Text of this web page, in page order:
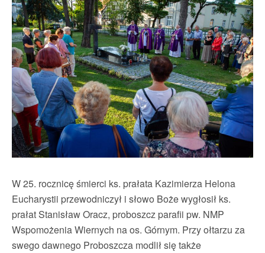
W 25. rocznicę śmierci ks. prałata Kazimierza Helona
Eucharystii przewodniczył i słowo Boże wygłosił ks.
prałat Stanisław Oracz, proboszcz parafii pw. NMP
Wspomożenia Wiernych na os. Górnym. Przy ołtarzu za
swego dawnego Proboszcza modlił się także